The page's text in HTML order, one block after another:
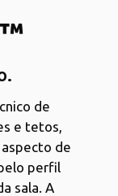
de
e tetos,
de
perfil
sala. A